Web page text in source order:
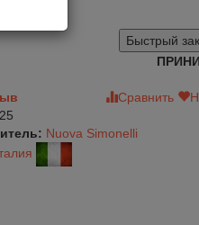
Быстрый
Сравнить
Nuova Simonelli